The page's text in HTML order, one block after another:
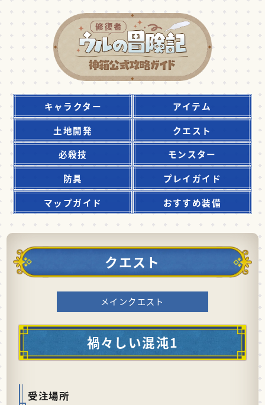
キャラクター
アイテム
土地開発
クエスト
必殺技
モンスター
防具
プレイガイド
マップガイド
おすすめ装備
クエスト
メインクエスト
禍々しい混沌1
受注場所